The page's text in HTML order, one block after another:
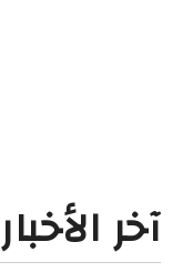
آخر الأخبار